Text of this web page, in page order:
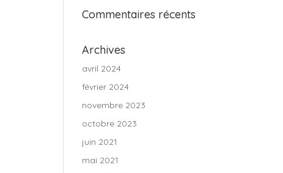
Commentaires récents
Archives
avril 2024
février 2024
novembre 2023
octobre 2023
juin 2021
mai 2021